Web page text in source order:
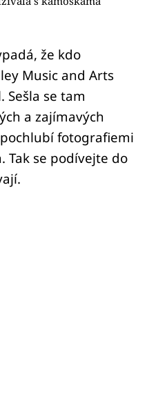
že kdo
Music and Arts
Sešla se tam
a zajímavých
fotografiemi
Tak se podívejte do